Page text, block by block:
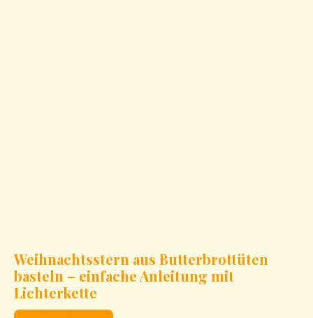
Weihnachtsstern aus Butterbrottüten
basteln – einfache Anleitung mit
Lichterkette